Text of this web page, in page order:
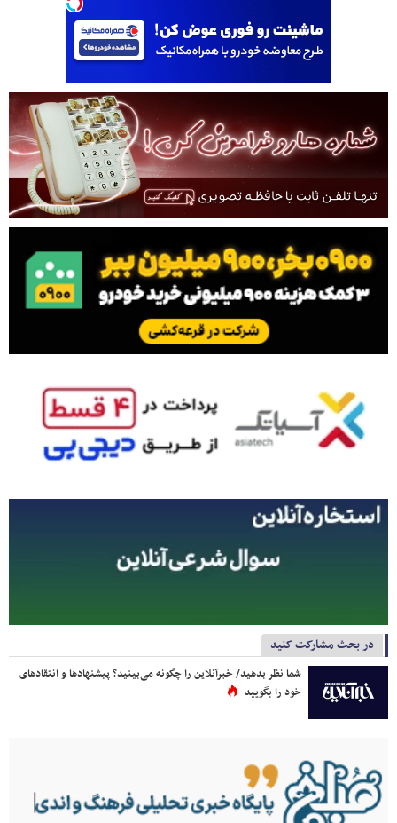
در بحث مشارکت کنید
شما نظر بدهید/ خبرآنلاین را چگونه می‌بینید؟ پیشنهادها و انتقادهای
خود را بگویید